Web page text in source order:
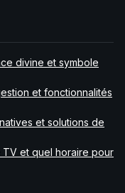
divine et symbole
et fonctionnalités
et solutions de
TV et quel horaire pour